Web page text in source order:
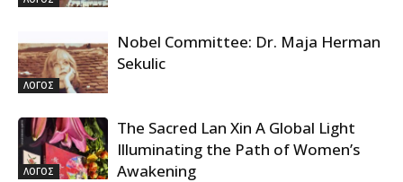
ΛΟΓΟΣ
Nobel Committee: Dr. Maja Herman
Sekulic
ΛΟΓΟΣ
The Sacred Lan Xin A Global Light
Illuminating the Path of Women’s
Awakening